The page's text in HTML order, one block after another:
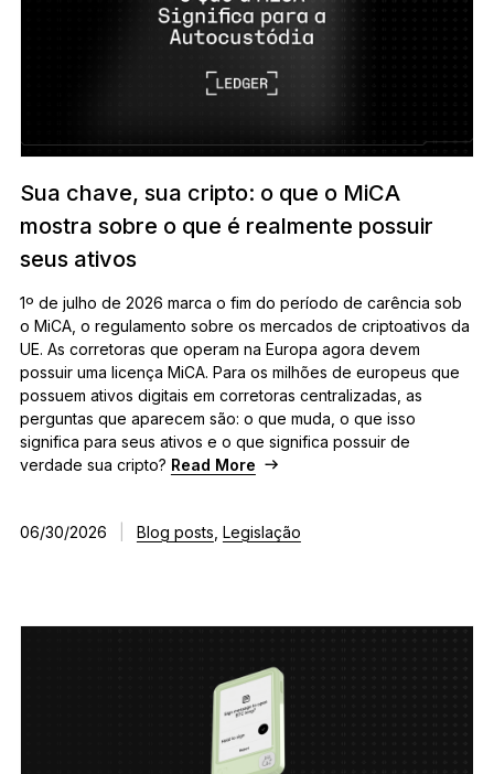
Sua chave, sua cripto: o que o MiCA
mostra sobre o que é realmente possuir
seus ativos
1º de julho de 2026 marca o fim do período de carência sob
o MiCA, o regulamento sobre os mercados de criptoativos da
UE. As corretoras que operam na Europa agora devem
possuir uma licença MiCA. Para os milhões de europeus que
possuem ativos digitais em corretoras centralizadas, as
perguntas que aparecem são: o que muda, o que isso
significa para seus ativos e o que significa possuir de
verdade sua cripto? Read More
06/30/2026 Blog posts Legislação